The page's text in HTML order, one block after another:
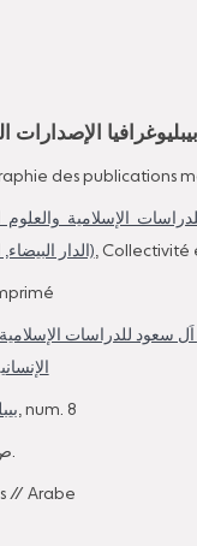
بيبليوغرافيا الإصدارات
des publications
الإسلامية والعلوم
(الدار, Collectivité
سعود للدراسات
, num. 8
39-96 ص.
// Arabe